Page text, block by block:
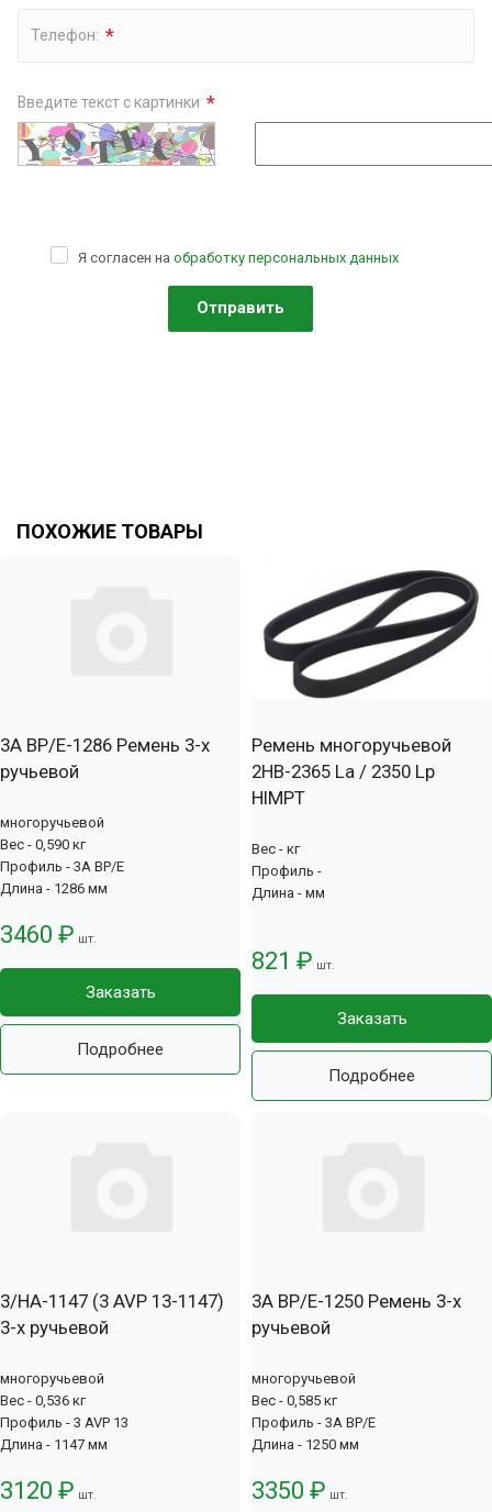
Телефон: *
Введите текст с картинки *
Я согласен на обработку персональных данных
ПОХОЖИЕ ТОВАРЫ
3А BP/E-1286 Ремень 3-х
ручьевой
многоручьевой
Вес - 0,590 кг
Профиль - 3А BP/E
Длина - 1286 мм
3460 ₽ шт.
Заказать
Подробнее
Ремень многоручьевой
2НВ-2365 La / 2350 Lp
HIMPT
Вес - кг
Профиль -
Длина - мм
821 ₽ шт.
Заказать
Подробнее
3/HA-1147 (3 AVP 13-1147)
3-х ручьевой
многоручьевой
Вес - 0,536 кг
Профиль - 3 AVP 13
Длина - 1147 мм
3120 ₽ шт.
3А BP/E-1250 Ремень 3-х
ручьевой
многоручьевой
Вес - 0,585 кг
Профиль - 3А BP/E
Длина - 1250 мм
3350 ₽ шт.